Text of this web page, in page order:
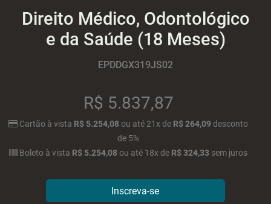
Direito Médico, Odontológico
e da Saúde (18 Meses)
EPDDGX319JS02
R$ 5.837,87
Cartão à vista R$ 5.254,08ou até 21x de R$ 264,09desconto
de 5%
Boleto à vista R$ 5.254,08ou até 18x de R$ 324,33 sem juros